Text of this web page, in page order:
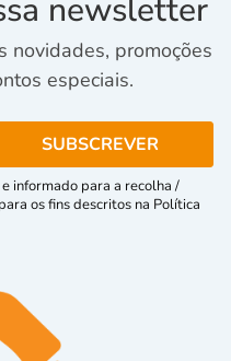
newsletter
novidades, promoções
especiais.
informado para a recolha /
os fins descritos na Política